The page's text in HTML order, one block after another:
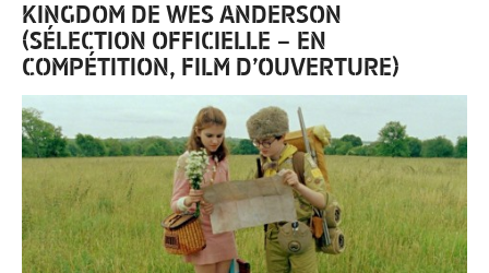
KINGDOM DE WES ANDERSON
(SÉLECTION OFFICIELLE – EN
COMPÉTITION, FILM D’OUVERTURE)